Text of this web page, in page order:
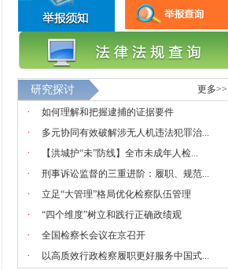
研究探讨 更多>>
· 如何理解和把握逮捕的证据要件
· 多元协同有效破解涉无人机违法犯罪治...
· 【洪城护“未”防线】全市未成年人检...
· 刑事诉讼监督的三重进阶：履职、规范...
· 立足“大管理”格局优化检察队伍管理
· “四个维度”树立和践行正确政绩观
· 全国检察长会议在京召开
· 以高质效行政检察履职更好服务中国式...